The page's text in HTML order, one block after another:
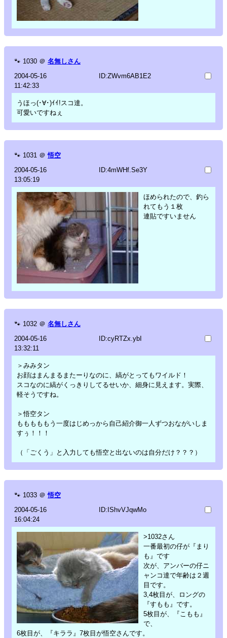
🐾 1030 ＠ 名無しさん
2004-05-16
11:42:33
ID:ZWvm6AB1E2
うほっ(･∀･)ｲｲ!スコ達。
可愛いですねぇ
🐾 1031 ＠ 悟空
2004-05-16
13:05:19
ID:4mWHf.Se3Y
ほめられたので、釣ら
れてもう１枚
連貼ですいません
🐾 1032 ＠ 名無しさん
2004-05-16
13:32:11
ID:cyRTZx.ybI
＞みみタン
お顔はまんまるまたーりなのに、縞がとってもワイルド！
スコなのに縞がくっきりしてるせいか、細身に見えます。実際、
軽そうですね。
＞悟空タン
もももももう一度はじめっから自己紹介御一人ずつおながいしま
すぅ！！！
（「ごくう」と入力しても悟空と出ないのは自分だけ？？？）
🐾 1033 ＠ 悟空
2004-05-16
16:04:24
ID:IShvVJqwMo
>1032さん
一番最初の仔が『まり
も』です
次が、アンバーの仔ニ
ャンコ達で年齢は２週
目です。
3,4枚目が、ロングの
『すもも』です。
5枚目が、『こもも』
で、
6枚目が、『キララ』7枚目が悟空さんです。